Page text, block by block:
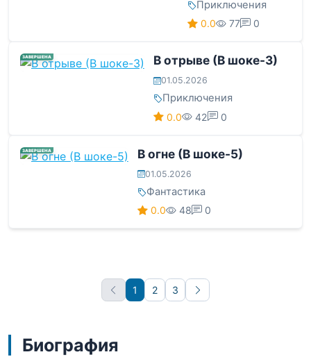
Приключения
0.0 77 0
ЗАВЕРШЕНА В отрыве (В шоке-3)
01.05.2026
Приключения
0.0 42 0
ЗАВЕРШЕНА В огне (В шоке-5)
01.05.2026
Фантастика
0.0 48 0
1 2 3
Вперёд
Биография